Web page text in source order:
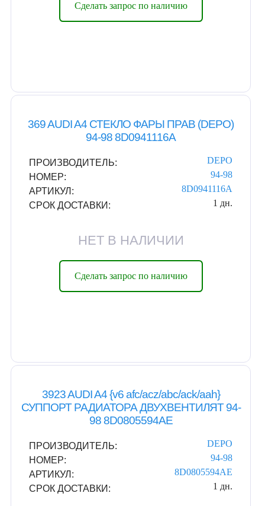
Сделать запрос по наличию
369 AUDI A4 СТЕКЛО ФАРЫ ПРАВ (DEPO)
94-98 8D0941116A
ПРОИЗВОДИТЕЛЬ:
DEPO
НОМЕР:
94-98
АРТИКУЛ:
8D0941116A
СРОК ДОСТАВКИ:
1 дн.
НЕТ В НАЛИЧИИ
Сделать запрос по наличию
3923 AUDI A4 {v6 afc/acz/abc/ack/aah}
СУППОРТ РАДИАТОРА ДВУХВЕНТИЛЯТ 94-
98 8D0805594AE
ПРОИЗВОДИТЕЛЬ:
DEPO
НОМЕР:
94-98
АРТИКУЛ:
8D0805594AE
СРОК ДОСТАВКИ:
1 дн.